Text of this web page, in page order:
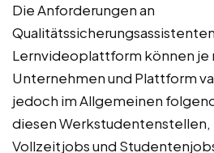
Die Anforderungen an
Lernvideoplattform können je
Unternehmen und Plattform
jedoch im Allgemeinen
diesen
Vollzeitjobs und